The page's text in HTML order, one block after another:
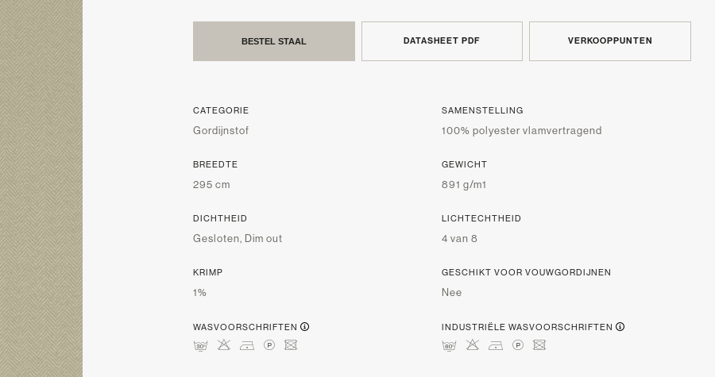
BESTEL STAAL DATASHEET PDF VERKOOPPUNTEN
CATEGORIE
Gordijnstof
SAMENSTELLING
100% polyester vlamvertragend
BREEDTE
295 cm
GEWICHT
891 g/m1
DICHTHEID
Gesloten, Dim out
LICHTECHTHEID
4 van 8
KRIMP
1%
GESCHIKT VOOR VOUWGORDIJNEN
Nee
WASVOORSCHRIFTEN
mHDLU
INDUSTRIËLE WASVOORSCHRIFTEN
pHDLU